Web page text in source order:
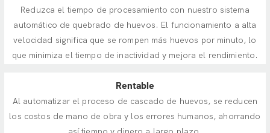
Reduzca el tiempo de procesamiento con nuestro sistema
automático de quebrado de huevos. El funcionamiento a alta
velocidad significa que se rompen más huevos por minuto, lo
que minimiza el tiempo de inactividad y mejora el rendimiento.
Rentable
Al automatizar el proceso de cascado de huevos, se reducen
los costos de mano de obra y los errores humanos, ahorrando